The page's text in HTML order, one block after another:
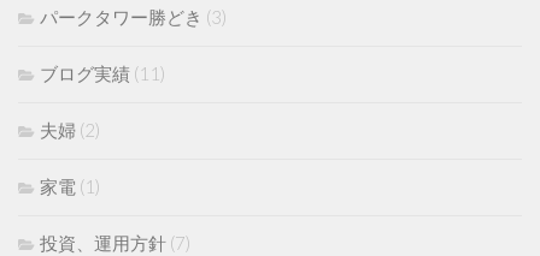
パークタワー勝どき (3)
ブログ実績 (11)
夫婦 (2)
家電 (1)
投資、運用方針 (7)